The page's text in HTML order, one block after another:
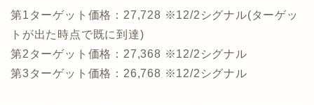
第1ターゲット価格：27,728 ※12/2シグナル(ターゲッ
トが出た時点で既に到達)
第2ターゲット価格：27,368 ※12/2シグナル
第3ターゲット価格：26,768 ※12/2シグナル